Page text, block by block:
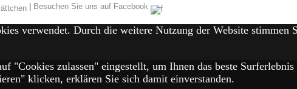
| Besuchen Sie uns auf Facebook
verwendet. Durch die weitere Nutzung der Website stimmen
"Cookies zulassen" eingestellt, um Ihnen das beste
klicken, erklären Sie sich damit einverstanden.